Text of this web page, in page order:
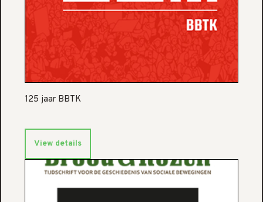
125 jaar BBTK
View details